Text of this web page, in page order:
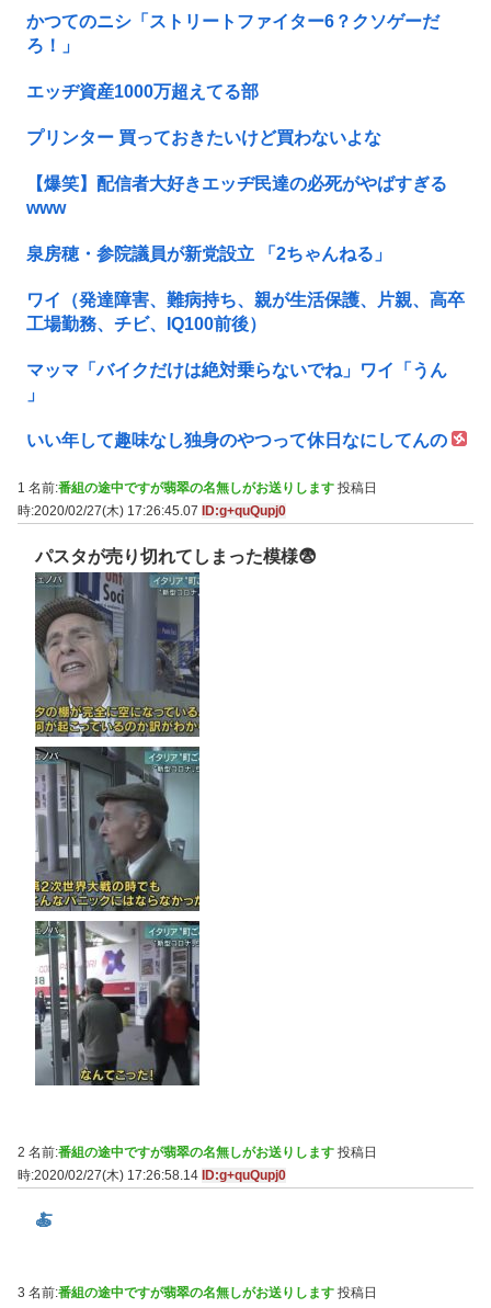
かつてのニシ「ストリートファイター6？クソゲーだ
ろ！」
エッヂ資産1000万超えてる部
プリンター 買っておきたいけど買わないよな
【爆笑】配信者大好きエッヂ民達の必死がやばすぎる
www
泉房穂・参院議員が新党設立 「2ちゃんねる」
ワイ（発達障害、難病持ち、親が生活保護、片親、高卒
工場勤務、チビ、IQ100前後）
マッマ「バイクだけは絶対乗らないでね」ワイ「うん
」
いい年して趣味なし独身のやつって休日なにしてんの
1 名前:番組の途中ですが翡翠の名無しがお送りします 投稿日
時:2020/02/27(木) 17:26:45.07
ID:g+quQupj0
パスタが売り切れてしまった模様😨
2 名前:番組の途中ですが翡翠の名無しがお送りします 投稿日
時:2020/02/27(木) 17:26:58.14 ID:g+quQupj0
🍝
3 名前:番組の途中ですが翡翠の名無しがお送りします 投稿日